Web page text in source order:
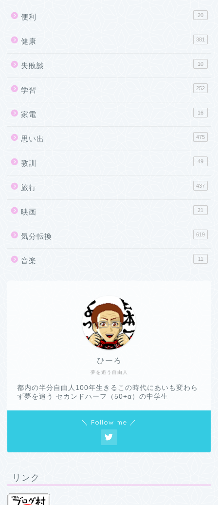
便利 20
健康 381
失敗談 10
学習 252
家電 16
思い出 475
教訓 49
旅行 437
映画 21
気分転換 619
音楽 11
夢を追う自由人
ひーろ
都内の半分自由人100年生きるこの時代にあいも変わら
ず夢を追う セカンドハーフ（50+α）の中学生
＼ Follow me ／
リンク